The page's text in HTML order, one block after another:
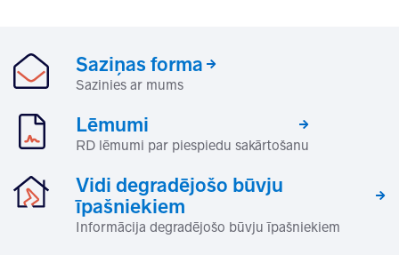
Saziņas forma
Sazinies ar mums
Lēmumi
RD lēmumi par piespiedu sakārtošanu
Vidi degradējošo būvju
īpašniekiem
Informācija degradējošo būvju īpašniekiem